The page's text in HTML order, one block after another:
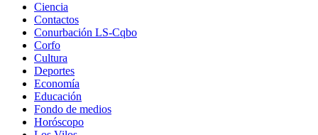
Ciencia
Contactos
Conurbación LS-Cqbo
Corfo
Cultura
Deportes
Economía
Educación
Fondo de medios
Horóscopo